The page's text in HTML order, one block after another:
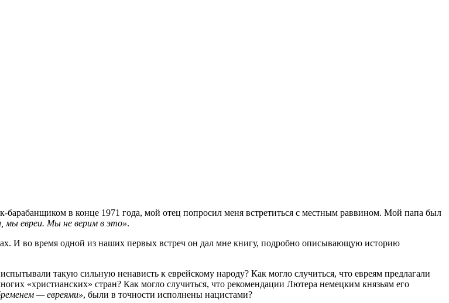
барабанщиком в конце 1971 года, мой отец попросил меня встретиться с местным раввином. Мой папа был
мы евреи. Мы не верим в это».
И во время одной из наших первых встреч он дал мне книгу, подробно описывающую историю
такую сильную ненависть к еврейскому народу? Как могло случиться, что евреям предлагали
«христианских» стран? Как могло случиться, что рекомендации Лютера немецким князьям его
— евреями», были в точности исполнены нацистами?